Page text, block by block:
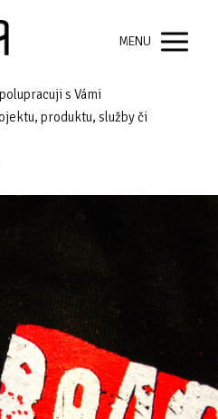
MENU
s Vámi
produktu, služby či